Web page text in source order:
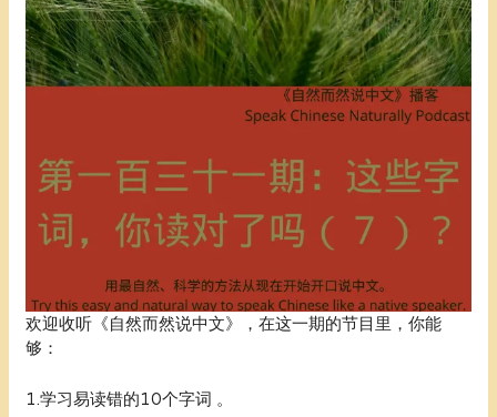
欢迎收听《自然而然说中文》，在这一期的节目里，你能
够：
1.学习易读错的10个字词 。